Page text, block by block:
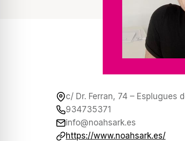
c/ Dr. Ferran, 74 – Esplugues
934735371
info@noahsark.es
https://www.noahsark.es/